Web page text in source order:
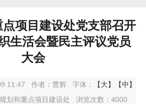
项目建设处党支部召开
生活会暨民主评议党员
大会
11:47 作者：曹辉 字体： 【大】
【中】
划和重点项目建设处 浏览次数： 4000